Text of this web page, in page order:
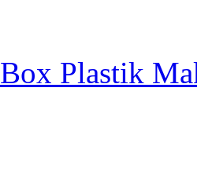
Box Plastik